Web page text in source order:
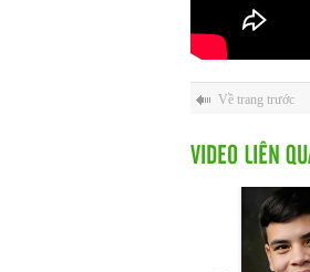
Về trang trước
VIDEO LIÊN